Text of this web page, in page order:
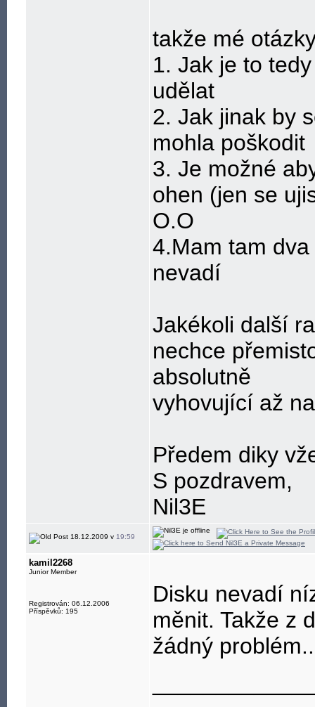
takže mé
1. Jak je to
udělat
2. Jak jinak by
mohla poškodit
3. Je možné
ohen (jen se
O.O
4.Mam tam
nevadí
Jakékoli další
nechce
absolutně
vyhovující až
Předem diky
S pozdravem,
Nil3E
18.12.2009 v 19:59
kamil2268
Junior Member
Registrován: 06.12.2006
Příspěvků: 195
Disku nevadí
měnit. Takže z
žádný